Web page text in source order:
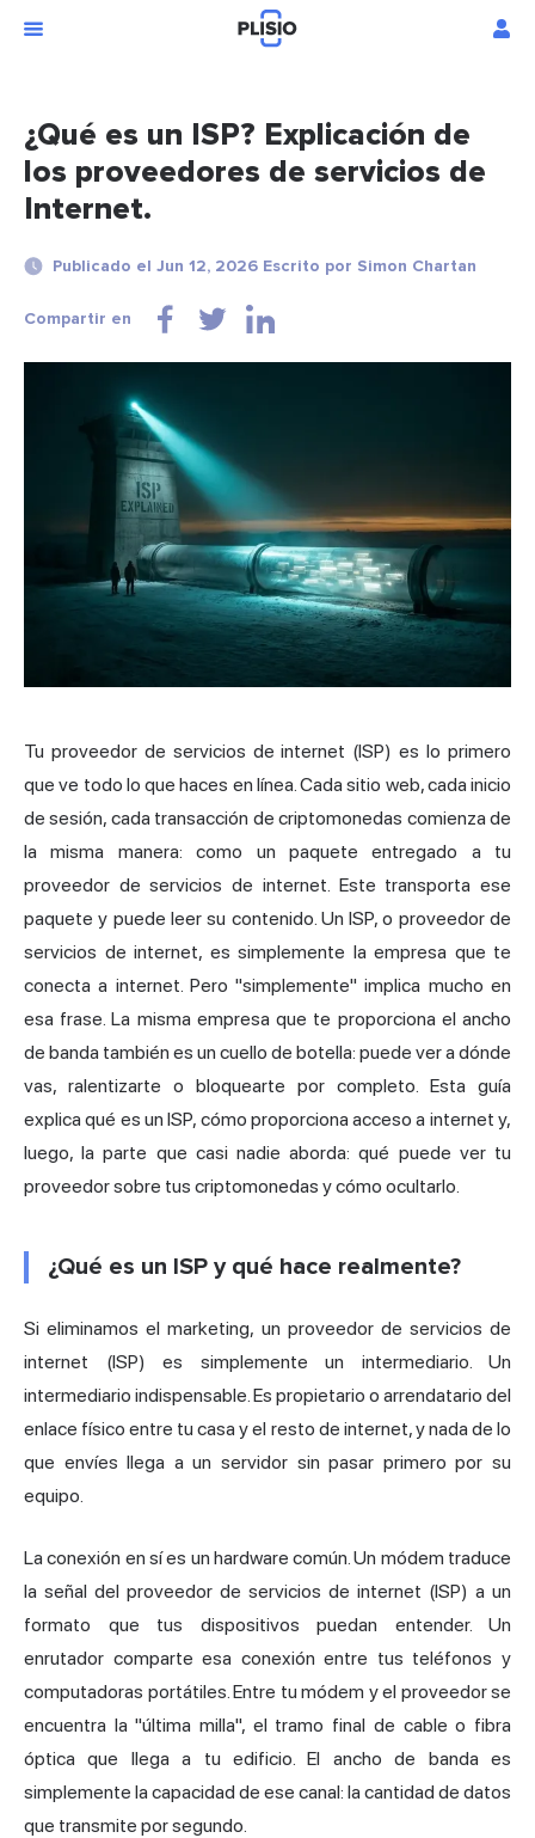
¿Qué es un ISP? Explicación de
los proveedores de servicios de
Internet.
Publicado el Jun 12, 2026 Escrito por Simon Chartan
Compartir en
Tu proveedor de servicios de internet (ISP) es lo primero
que ve todo lo que haces en línea. Cada sitio web, cada inicio
de sesión, cada transacción de criptomonedas comienza de
la misma manera: como un paquete entregado a tu
proveedor de servicios de internet. Este transporta ese
paquete y puede leer su contenido. Un ISP, o proveedor de
servicios de internet, es simplemente la empresa que te
conecta a internet. Pero "simplemente" implica mucho en
esa frase. La misma empresa que te proporciona el ancho
de banda también es un cuello de botella: puede ver a dónde
vas, ralentizarte o bloquearte por completo. Esta guía
explica qué es un ISP, cómo proporciona acceso a internet y,
luego, la parte que casi nadie aborda: qué puede ver tu
proveedor sobre tus criptomonedas y cómo ocultarlo.
¿Qué es un ISP y qué hace realmente?
Si eliminamos el marketing, un proveedor de servicios de
internet (ISP) es simplemente un intermediario. Un
intermediario indispensable. Es propietario o arrendatario del
enlace físico entre tu casa y el resto de internet, y nada de lo
que envíes llega a un servidor sin pasar primero por su
equipo.
La conexión en sí es un hardware común. Un módem traduce
la señal del proveedor de servicios de internet (ISP) a un
formato que tus dispositivos puedan entender. Un
enrutador comparte esa conexión entre tus teléfonos y
computadoras portátiles. Entre tu módem y el proveedor se
encuentra la "última milla", el tramo final de cable o fibra
óptica que llega a tu edificio. El ancho de banda es
simplemente la capacidad de ese canal: la cantidad de datos
que transmite por segundo.